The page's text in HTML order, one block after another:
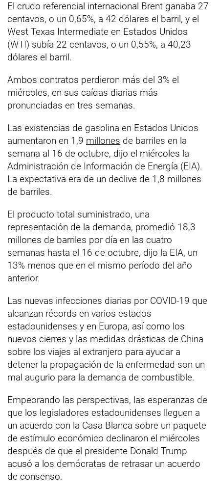
El crudo referencial internacional Brent ganaba 27
centavos, o un 0,65%, a 42 dólares el barril, y el
West Texas Intermediate en Estados Unidos
(WTI) subía 22 centavos, o un 0,55%, a 40,23
dólares el barril.
Ambos contratos perdieron más del 3% el
miércoles, en sus caídas diarias más
pronunciadas en tres semanas.
Las existencias de gasolina en Estados Unidos
aumentaron en 1,9 millones de barriles en la
semana al 16 de octubre, dijo el miércoles la
Administración de Información de Energía (EIA).
La expectativa era de un declive de 1,8 millones
de barriles.
El producto total suministrado, una
representación de la demanda, promedió 18,3
millones de barriles por día en las cuatro
semanas hasta el 16 de octubre, dijo la EIA, un
13% menos que en el mismo período del año
anterior.
Las nuevas infecciones diarias por COVID-19 que
alcanzan récords en varios estados
estadounidenses y en Europa, así como los
nuevos cierres y las medidas drásticas de China
sobre los viajes al extranjero para ayudar a
detener la propagación de la enfermedad son un
mal augurio para la demanda de combustible.
Empeorando las perspectivas, las esperanzas de
que los legisladores estadounidenses lleguen a
un acuerdo con la Casa Blanca sobre un paquete
de estímulo económico declinaron el miércoles
después de que el presidente Donald Trump
acusó a los demócratas de retrasar un acuerdo
de consenso.